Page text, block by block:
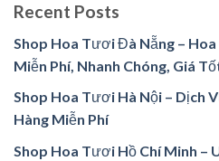
Recent Posts
Shop Hoa Tươi Đà Nẵng –
Miễn Phí, Nhanh Chóng, Giá
Shop Hoa Tươi Hà Nội – Dịch
Hàng Miễn Phí
Shop Hoa Tươi Hồ Chí Minh –